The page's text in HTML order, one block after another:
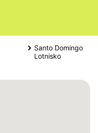
Santo Domingo
Lotnisko